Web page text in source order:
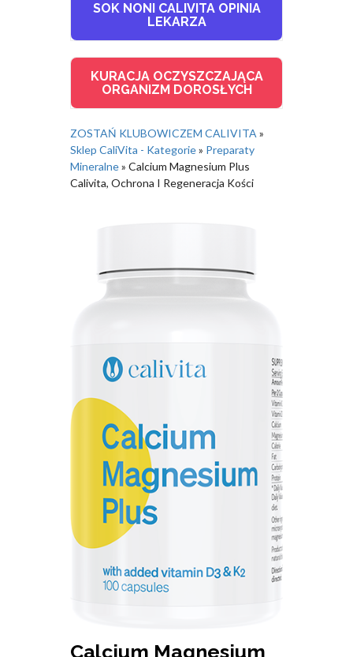
SOK NONI CALIVITA OPINIA
LEKARZA
KURACJA OCZYSZCZAJĄCA
ORGANIZM DOROSŁYCH
ZOSTAŃ KLUBOWICZEM CALIVITA »
Sklep CaliVita - Kategorie» Preparaty
Mineralne» Calcium Magnesium Plus
Calivita, Ochrona I Regeneracja Kości
Calcium Magnesium